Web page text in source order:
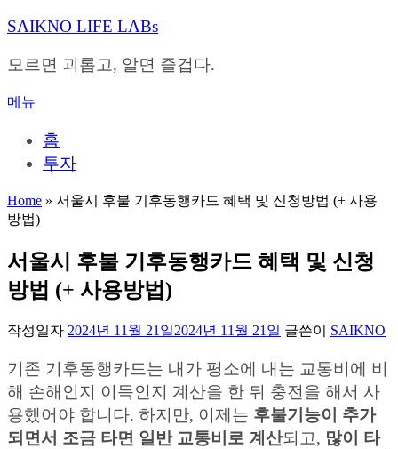
내
으
바
SAIKNO LIFE LABs
모르면 괴롭고, 알면 즐겁다.
메뉴
홈
투자
Home » 서울시 후불 기후동행카드 혜택 및 신청방법 (+ 사용
방법)
서울시 후불 기후동행카드 혜택 및 신청
방법 (+ 사용방법)
작성일자 2024년 11월 21일2024년 11월 21일 글쓴이 SAIKNO
기존 기후동행카드는 내가 평소에 내는 교통비에 비
해 손해인지 이득인지 계산을 한 뒤 충전을 해서 사
용했어야 합니다. 하지만, 이제는 후불기능이 추가
되면서 조금 타면 일반 교통비로 계산되고, 많이 타